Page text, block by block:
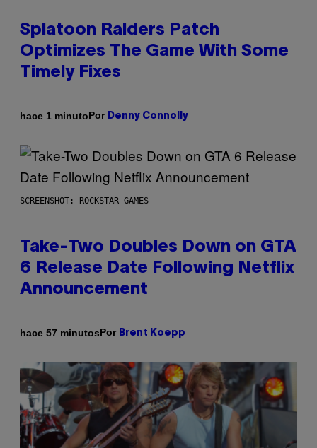
Splatoon Raiders Patch
Optimizes The Game With Some
Timely Fixes
hace 1 minutoPor Denny Connolly
SCREENSHOT: ROCKSTAR GAMES
Take-Two Doubles Down on GTA
6 Release Date Following Netflix
Announcement
hace 57 minutosPor Brent Koepp